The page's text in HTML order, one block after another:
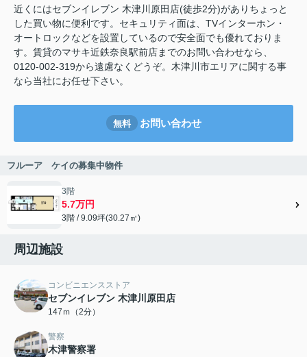
近くにはセブンイレブン 木津川原田店(徒歩2分)がありちょっと
した買い物に便利です。セキュリティ面は、TVインターホン・
オートロックなどを設置しているので安全面でも優れておりま
す。賃貸のマサキ近鉄奈良駅前店までのお問い合わせなら、
0120-002-319から遠慮なくどうぞ。木津川市エリアに関する事
なら当社にお任せ下さい。
無料 お問い合わせ
フルーア ケイの募集中物件
3階
5.7万円
3階 / 9.09坪(30.27㎡)
周辺施設
コンビニエンスストア
セブンイレブン 木津川原田店
147ｍ（2分）
警察
木津警察署